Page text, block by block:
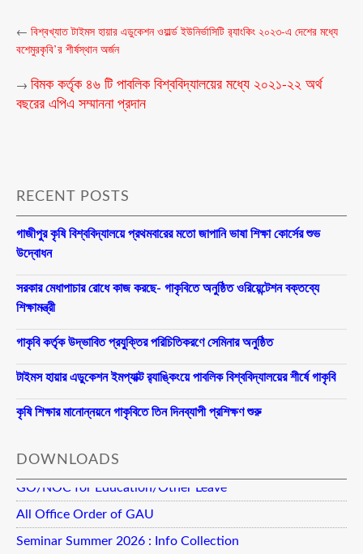
← বিশ্বখ্যাত টাইমস হায়ার এডুকেশন ওয়ার্ল্ড ইউনির্ভাসিটি র‌্যাংকিং ২০২৩-এ দেশের মধ্যে
বশেমুরকৃবি’র শীর্ষস্থান অর্জন
→ বিমক কর্তৃক ৪৬ টি পাবলিক বিশ্ববিদ্যালয়ের মধ্যে ২০২১-২২ অর্থ
বছরের এপিএ সম্মাননা প্রদান
RECENT POSTS
গাজীপুর কৃষি বিশ্ববিদ্যালয়ে প্রথমবারের মতো জাপানি ভাষা শিক্ষা কোর্সের শুভ
উদ্বোধন
সরকার মেধাপাচার রোধে কাজ করছে- গাকৃবিতে অনুষ্ঠিত ওরিয়েন্টেশন বক্তব্যে
শিক্ষামন্ত্রী
গাকৃবি কর্তৃক উদ্ভাবিত প্রযুক্তির পরিচিতিকরণে সেমিনার অনুষ্ঠিত
টাইমস হায়ার এডুকেশন ইমপ্যাক্ট র‍্যাঙ্কিংয়ে পাবলিক বিশ্ববিদ্যালয়ের শীর্ষে গাকৃবি
কৃষি শিক্ষার মানোন্নয়নে গাকৃবিতে তিন দিনব্যাপী প্রশিক্ষণ শুরু
DOWNLOADS
GO/NOC for Education/Other Leave
All Office Order of GAU
Seminar Summer 2026 : Info Collection